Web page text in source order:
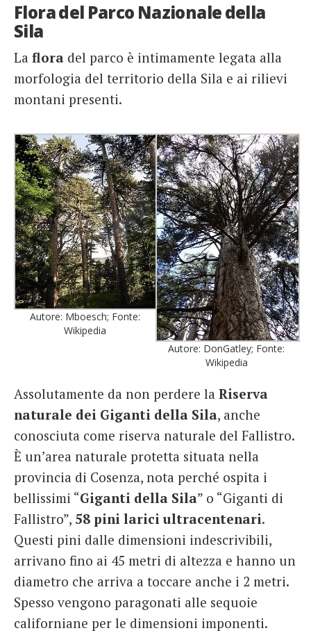
Flora del Parco Nazionale della
Sila
La flora del parco è intimamente legata alla
morfologia del territorio della Sila e ai rilievi
montani presenti.
Autore: Mboesch; Fonte:
Wikipedia
Autore: DonGatley; Fonte:
Wikipedia
Assolutamente da non perdere la Riserva
naturale dei Giganti della Sila, anche
conosciuta come riserva naturale del Fallistro.
È un’area naturale protetta situata nella
provincia di Cosenza, nota perché ospita i
bellissimi “Giganti della Sila” o “Giganti di
Fallistro”, 58 pini larici ultracentenari.
Questi pini dalle dimensioni indescrivibili,
arrivano fino ai 45 metri di altezza e hanno un
diametro che arriva a toccare anche i 2 metri.
Spesso vengono paragonati alle sequoie
californiane per le dimensioni imponenti.